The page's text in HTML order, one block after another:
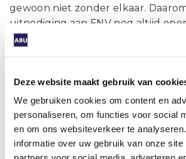
Deze website maakt gebruik van
We gebruiken cookies om content en
personaliseren, om functies voor social
en om ons websiteverkeer te
informatie over uw gebruik van onze site
gewoon niet zonder elkaar.
uitnodiging aan FNV nog altijd
met deze cao, want wij geloven in
Alleen maar strijd werkt gewoon
Werkenden zelf haken er ook op
15% is lid van een vakbond en dit
daalt al jaren. De Beer zegt het
in de Volkskrant: “Er is echt
nodig. Want het is zoals met de